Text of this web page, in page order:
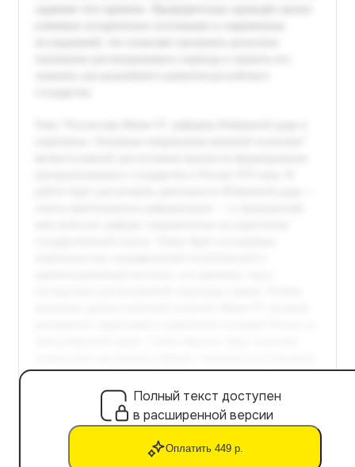
Полный текст доступен
в расширенной версии
Оплатить 449 р.